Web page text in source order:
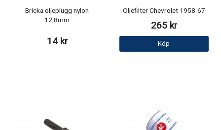
Bricka oljeplugg nylon
12,8mm
14 kr
Oljefilter Chevrolet 1958-67
265 kr
Köp